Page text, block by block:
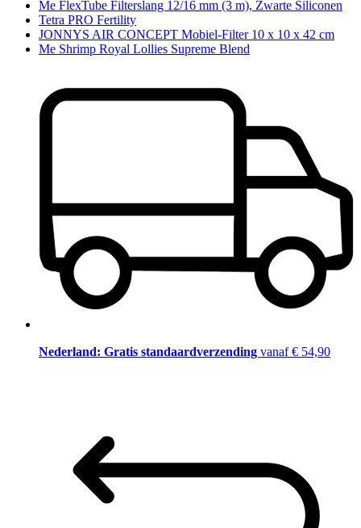
Me FlexTube Filterslang 12/16 mm (3 m), Zwarte Siliconen
Tetra PRO Fertility
JONNYS AIR CONCEPT Mobiel-Filter 10 x 10 x 42 cm
Me Shrimp Royal Lollies Supreme Blend
Nederland: Gratis standaardverzending vanaf € 54,90